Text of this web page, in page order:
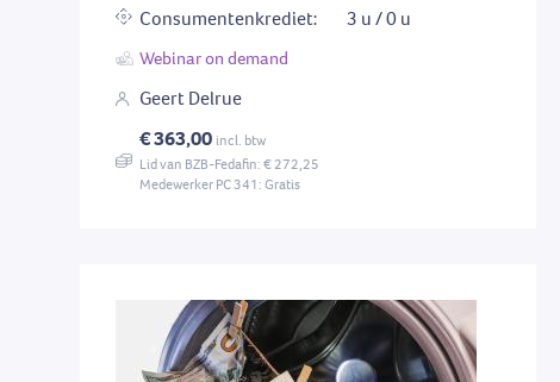
Consumentenkrediet:
3 u / 0 u
Webinar on demand
Geert Delrue
€ 363,00 incl. btw
Lid van BZB-Fedafin: € 272,25
Medewerker PC 341: Gratis